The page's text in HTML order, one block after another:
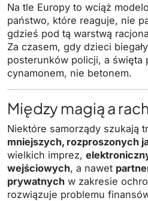
Na tle Europy to wciąż
państwo, które reaguje, nie
gdzieś pod tą warstwą
Za czasem, gdy dzieci
posterunków policji, a święta
cynamonem, nie betonem.
Między magią a
Niektóre samorządy szukają
mniejszych, rozproszonych
wielkich imprez,
wejściowych, a nawet
prywatnych w zakresie
rozwiązuje problemu